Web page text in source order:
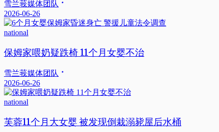
雪兰莪媒体团队
2026-06-26
national
保姆家喂奶疑跌椅 11个月女婴不治
雪兰莪媒体团队
2026-06-26
national
芙蓉11个月大女婴 被发现倒栽溺毙屋后水桶